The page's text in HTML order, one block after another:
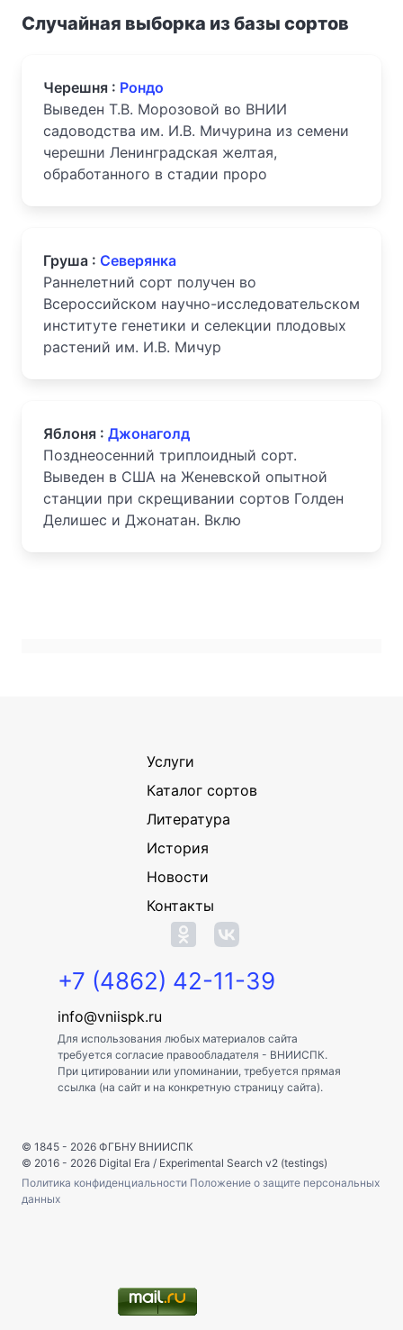
Случайная выборка из базы сортов
Черешня : Рондо
Выведен Т.В. Морозовой во ВНИИ
садоводства им. И.В. Мичурина из семени
черешни Ленинградская желтая,
обработанного в стадии проро
Груша : Северянка
Раннелетний сорт получен во
Всероссийском научно-исследовательском
институте генетики и селекции плодовых
растений им. И.В. Мичур
Яблоня : Джонаголд
Позднеосенний триплоидный сорт.
Выведен в CША на Женевской опытной
станции при скрещивании сортов Голден
Делишес и Джонатан. Вклю
Услуги
Каталог сортов
Литература
История
Новости
Контакты
+7 (4862) 42-11-39
info@vniispk.ru
Для использования любых материалов сайта
требуется согласие правообладателя - ВНИИСПК.
При цитировании или упоминании, требуется прямая
ссылка (на сайт и на конкретную страницу сайта).
© 1845 - 2026 ФГБНУ ВНИИСПК
© 2016 - 2026 Digital Era / Experimental Search v2 (testings)
Политика конфиденциальности Положение о защите персональных
данных